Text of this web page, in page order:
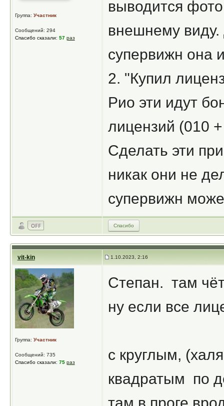
Группа: Участник
Сообщений: 294
Спасибо сказали: 57 раз
выводится
внешнему виду.
супервижн она
2. "Купил
Рио эти идут
лицензий (010
Сделать эти
никак они не
супервижн
Спасибо
vit-kin 1.10.2023, 2:16
Группа: Участник
Сообщений: 735
Спасибо сказали: 75 раз
Степан. там
ну если все
с круглым,
квадратым по